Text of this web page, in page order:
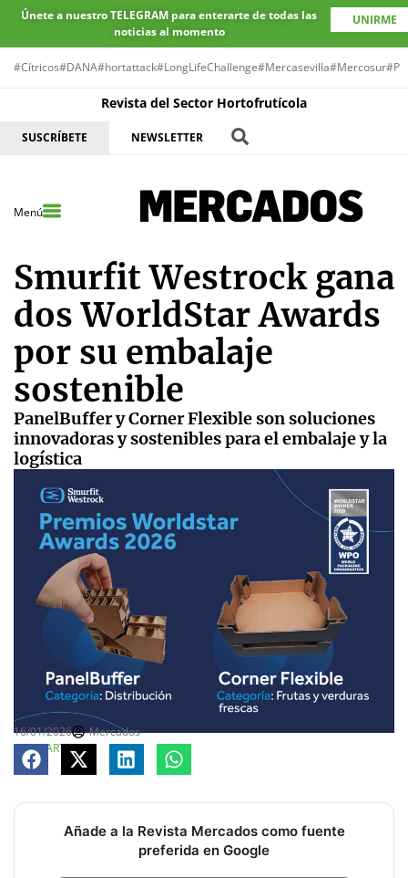
Únete a nuestro TELEGRAM para enterarte de todas las
noticias al momento
UNIRME
#Cítricos#DANA#hortattack#LongLifeChallenge#Mercasevilla#Mercosur
Revista del Sector Hortofrutícola
SUSCRÍBETE NEWSLETTER
Menú
Smurfit Westrock gana
dos WorldStar Awards
por su embalaje
sostenible
PanelBuffer y Corner Flexible son soluciones
innovadoras y sostenibles para el embalaje y la
logística
16/01/2026
Mercados
COMPARTE
Añade a la Revista Mercados como fuente
preferida en Google